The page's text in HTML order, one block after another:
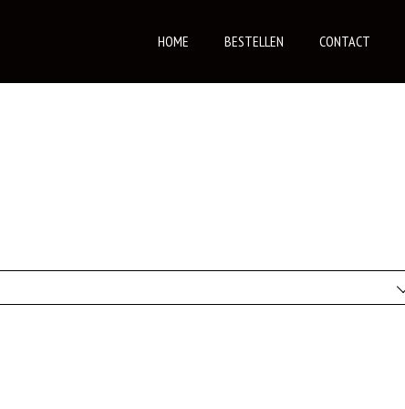
HOME BESTELLEN CONTACT